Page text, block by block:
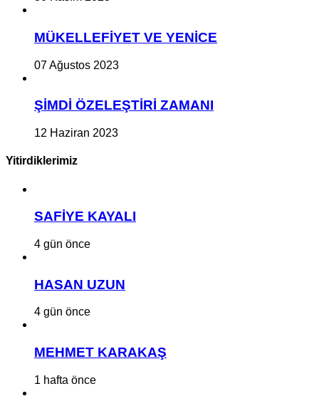
MÜKELLEFİYET VE YENİCE
07 Ağustos 2023
ŞİMDİ ÖZELEŞTİRİ ZAMANI
12 Haziran 2023
Yitirdiklerimiz
SAFİYE KAYALI
4 gün önce
HASAN UZUN
4 gün önce
MEHMET KARAKAŞ
1 hafta önce